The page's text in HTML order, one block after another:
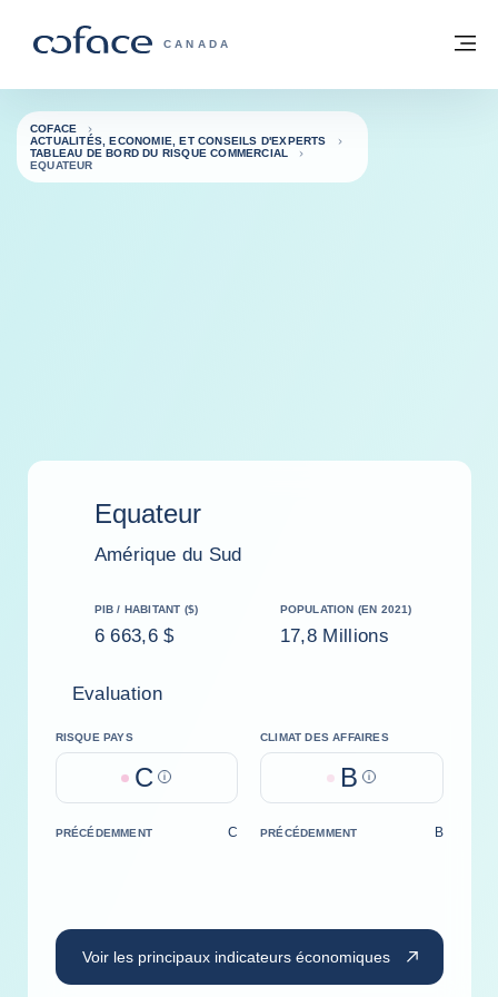
COFACE, FOR TRADE - PAGE
CANADA
Retour à la page d'accueil
COFACE
ACTUALITÉS, ECONOMIE, ET CONSEILS D'EXPERTS
TABLEAU DE BORD DU RISQUE COMMERCIAL
EQUATEUR
Equateur
Amérique du Sud
PIB / HABITANT ($)
6 663,6 $
POPULATION (EN 2021)
17,8 Millions
Evaluation
RISQUE PAYS
C Help
CLIMAT DES AFFAIRES
B Help
PRÉCÉDEMMENT C PRÉCÉDEMMENT B
Voir les principaux indicateurs économiques